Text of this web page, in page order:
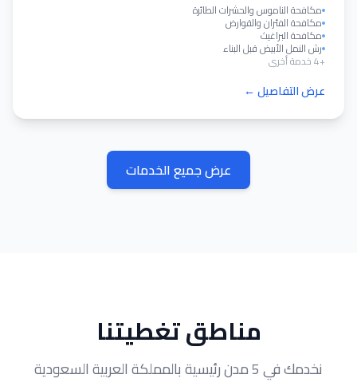
مكافحة الناموس والحشرات الطائرة
مكافحة الفئران والقوارض
مكافحة البراغيث
رش النمل الأبيض قبل البناء
+4 خدمة أخرى
عرض التفاصيل ←
عرض جميع الخدمات
مناطق تغطيتنا
نخدمك في 5 مدن رئيسية بالمملكة العربية السعودية